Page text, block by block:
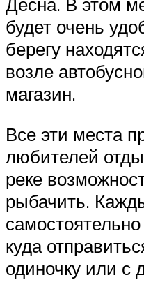
будет очень
берегу
возле
магазин.
Все эти места
любителей
реке
рыбачить.
куда
одиночку или с